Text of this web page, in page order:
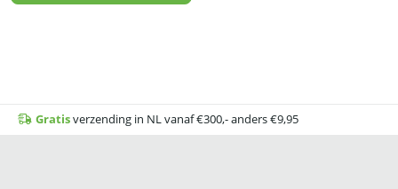
Gratisverzending in NL vanaf €300,- anders €9,95